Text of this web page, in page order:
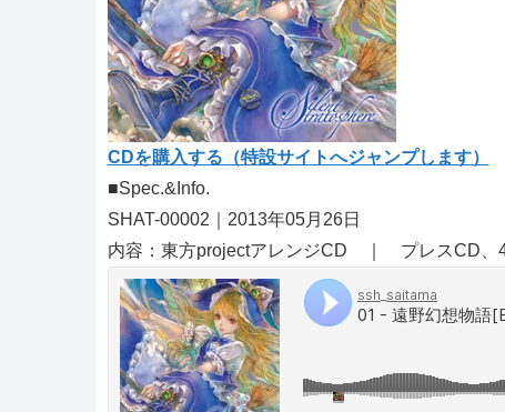
CDを購入する（特設サイトへジャンプします）
■Spec.&Info.
SHAT-00002｜2013年05月26日
内容：東方projectアレンジCD ｜ プレスCD、